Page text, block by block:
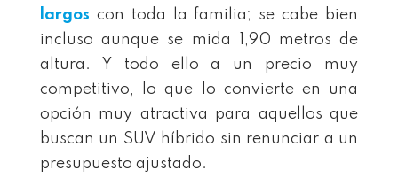
largos con toda la familia; se cabe bien
incluso aunque se mida 1,90 metros de
altura. Y todo ello a un precio muy
competitivo, lo que lo convierte en una
opción muy atractiva para aquellos que
buscan un SUV híbrido sin renunciar a un
presupuesto ajustado.